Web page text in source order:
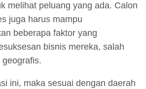
melihat peluang yang ada. Calon
juga harus mampu
beberapa faktor yang
bisnis mereka, salah
ini, maka sesuai dengan daerah